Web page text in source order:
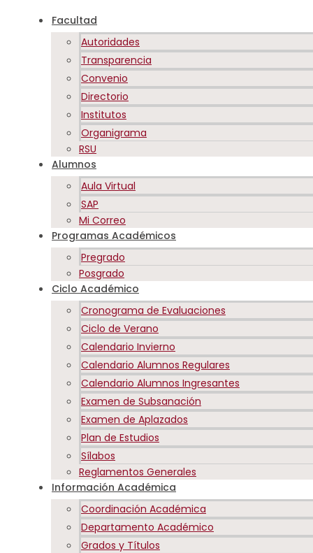
Facultad
Autoridades
Transparencia
Convenio
Directorio
Institutos
Organigrama
RSU
Alumnos
Aula Virtual
SAP
Mi Correo
Programas Académicos
Pregrado
Posgrado
Ciclo Académico
Cronograma de Evaluaciones
Ciclo de Verano
Calendario Invierno
Calendario Alumnos Regulares
Calendario Alumnos Ingresantes
Examen de Subsanación
Examen de Aplazados
Plan de Estudios
Sílabos
Reglamentos Generales
Información Académica
Coordinación Académica
Departamento Académico
Grados y Títulos